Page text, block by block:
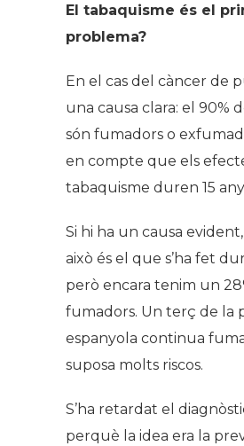
El tabaquisme és el
problema?
En el cas del càncer de
una causa clara: el 90%
són fumadors o
en compte que els
tabaquisme duren 15
Si hi ha un causa
això és el que s’ha fet
però encara tenim un
fumadors. Un terç de la
espanyola continua
suposa molts riscos.
S’ha retardat el
perquè la idea era la